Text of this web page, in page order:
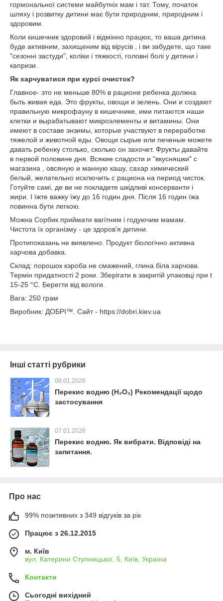
гормональної системи майбутніх мам і тат. Тому, початок
шляху і розвитку дитини має бути природним, природним і
здоровим.
Коли кишечник здоровий і відмінно працює, то ваша дитина
буде активним, захищеним від вірусів , і ви забудете, що таке
"сезонні застуди", коліки і тяжкості, головні болі у дитини і
капризи.
Як харчуватися при курсі очисток?
Главное- это не меньше 80% в рационе ребенка должна
быть живая еда. Это фрукты, овощи и зелень. Они и создают
правильную микрофауну в кишечнике, ими питаются наши
клетки и вырабатывают микроэлементы и витамины. Они
имеют в составе энзимы, которые участвуют в переработке
тяжелой и животной еды. Овощи сырые или печеные можете
давать ребенку столько, сколько он захочет. Фрукты давайте
в первой половине дня. Всякие сладости и "вкусняшки" с
магазина , овсяную и манную кашу, сахар химический
белый, желательно исключить с рациона на период чисток.
Готуйте самі, де ви не покладете шкідливі консерванти і
жири. І їжте важку їжу до 16 годин дня. Після 16 годин їжа
повинна бути легкою.
Можна Сорбик приймати вагітним і годуючим мамам.
Чистота їх організму - це здоров'я дитини.
Протипоказань не виявлено. Продукт біологічно активна
харчова добавка.
Склад: порошок кэроба не смажений, глина біла харчова.
Термін придатності 2 роки. Зберігати в закритій упаковці при t
15-25 °С. Берегти від вологи.
Вага: 250 грам
Виробник: ДОБРІ™. Сайт - https://dobri.kiev.ua
Інші статті рубрики
08.01.2026
Перекис водню (H₂O₂) Рекомендації щодо
застосування
07.01.2026
Перекис водню. Як вибрати. Відповіді на
запитання.
Про нас
99% позитивних з 349 відгуків за рік
Працює з 26.12.2015
м. Київ
вул. Катерини Ступницької, 5, Київ, Україна
Контакти
Сьогодні вихідний